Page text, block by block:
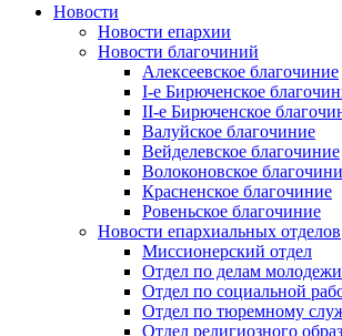
Новости
Новости епархии
Новости благочиний
Алексеевское благочиние
I-е Бирюченское
II-е Бирюченское
Валуйское благочиние
Вейделевское благочиние
Волоконовское
Красненское благочиние
Ровеньское благочиние
Новости епархиальных отделов
Миссионерский отдел
Отдел по делам молодежи
Отдел по социальной
Отдел по тюремному
Отдел религиозного